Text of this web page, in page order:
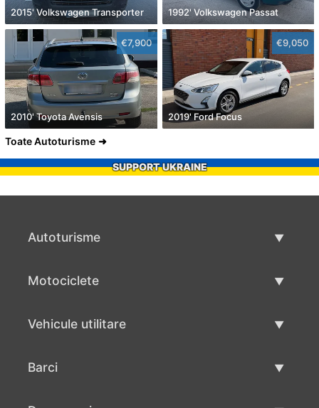
2015' Volkswagen Transporter 1992' Volkswagen Passat
€7,900
2010' Toyota Avensis
€9,050
2019' Ford Focus
Toate Autoturisme
SUPPORT UKRAINE
Autoturisme
Motociclete
Vehicule utilitare
Barci